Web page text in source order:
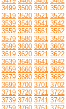
3499 3500 3501 3502
3519 3520 3521 3522
3539 3540 3541 3542
3559 3560 3561 3562
3579 3580 3581 3582
3599 3600 3601 3602
3619 3620 3621 3622
3639 3640 3641 3642
3659 3660 3661 3662
3679 3680 3681 3682
3699 3700 3701 3702
3719 3720 3721 3722
3739 3740 3741 3742